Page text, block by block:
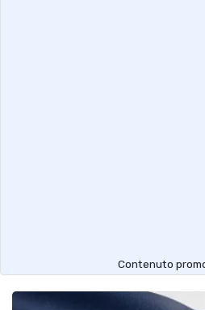
Contenuto